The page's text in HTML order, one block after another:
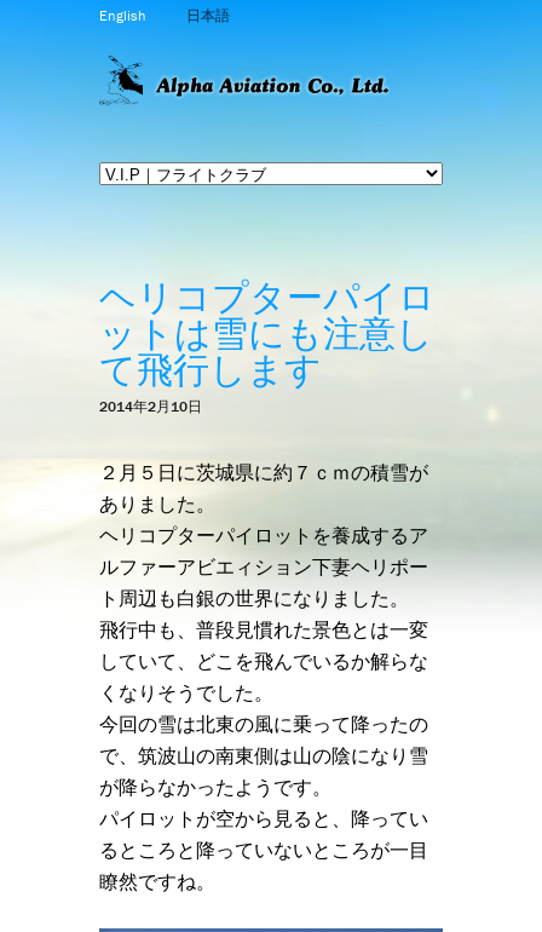
English 日本語
ヘリコプターパイロ
ットは雪にも注意し
て飛行します
2014年2月10日
２月５日に茨城県に約７ｃｍの積雪が
ありました。
ヘリコプターパイロットを養成するア
ルファーアビエィション下妻ヘリポー
ト周辺も白銀の世界になりました。
飛行中も、普段見慣れた景色とは一変
していて、どこを飛んでいるか解らな
くなりそうでした。
今回の雪は北東の風に乗って降ったの
で、筑波山の南東側は山の陰になり雪
が降らなかったようです。
パイロットが空から見ると、降ってい
るところと降っていないところが一目
瞭然ですね。